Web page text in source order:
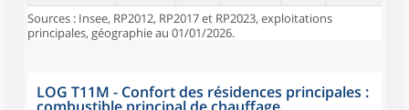
Sources : Insee, RP2012, RP2017 et RP2023, exploitations
principales, géographie au 01/01/2026.
LOG T11M - Confort des résidences principales :